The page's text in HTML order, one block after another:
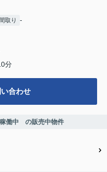
間取り -
分
合わせ
働中 の販売中物件